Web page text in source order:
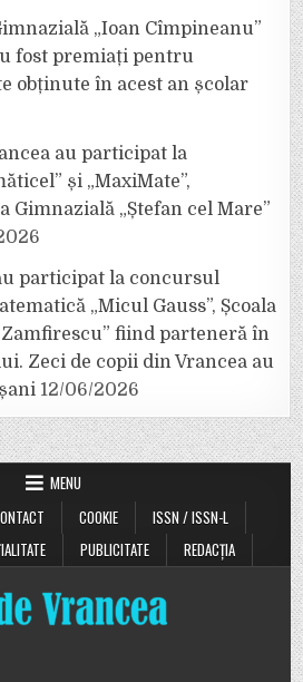
„Ioan Cîmpineanu”
fost premiați pentru
obținute în acest an școlar
au participat la
și „MaxiMate”,
Gimnazială „Ștefan cel Mare”
participat la concursul
„Micul Gauss”, Școala
fiind parteneră în
Zeci de copii din Vrancea au
12/06/2026
MENU
COOKIE
ISSN / ISSN-L
PUBLICITATE REDACȚIA